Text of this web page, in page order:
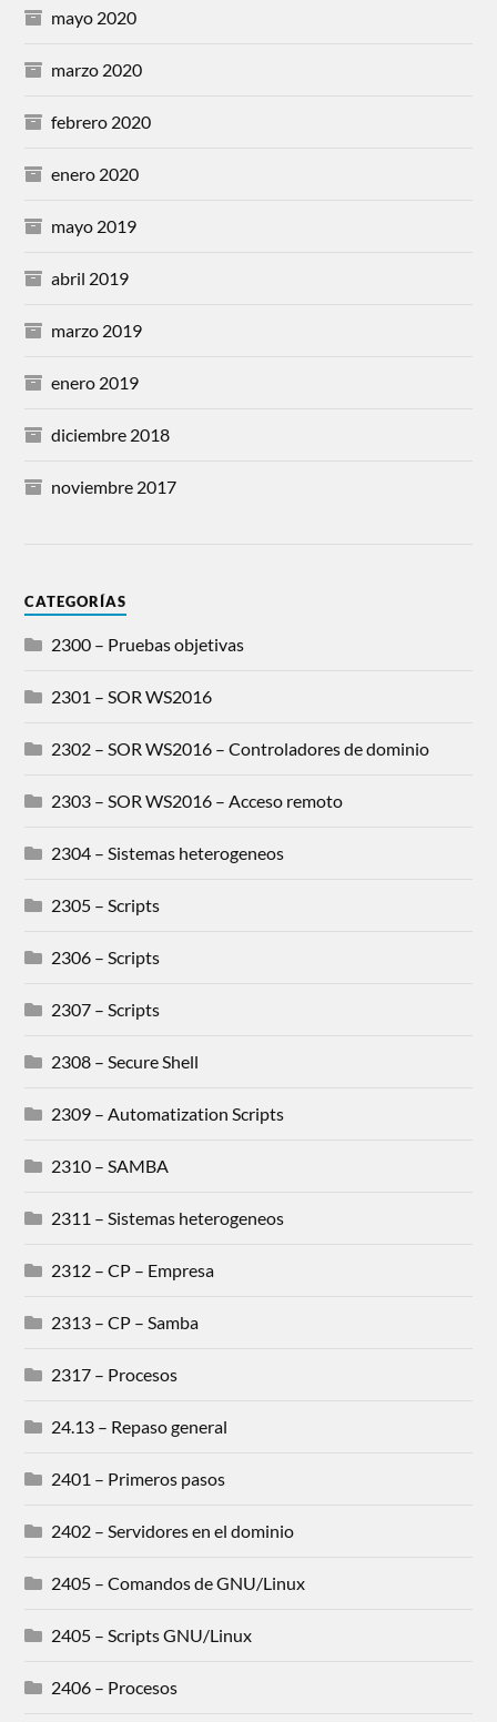
mayo 2020
marzo 2020
febrero 2020
enero 2020
mayo 2019
abril 2019
marzo 2019
enero 2019
diciembre 2018
noviembre 2017
CATEGORÍAS
2300 – Pruebas objetivas
2301 – SOR WS2016
2302 – SOR WS2016 – Controladores de dominio
2303 – SOR WS2016 – Acceso remoto
2304 – Sistemas heterogeneos
2305 – Scripts
2306 – Scripts
2307 – Scripts
2308 – Secure Shell
2309 – Automatization Scripts
2310 – SAMBA
2311 – Sistemas heterogeneos
2312 – CP – Empresa
2313 – CP – Samba
2317 – Procesos
24.13 – Repaso general
2401 – Primeros pasos
2402 – Servidores en el dominio
2405 – Comandos de GNU/Linux
2405 – Scripts GNU/Linux
2406 – Procesos